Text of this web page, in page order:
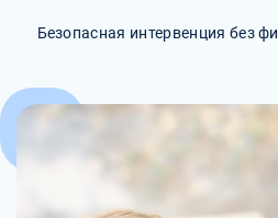
Безопасная интервенция без